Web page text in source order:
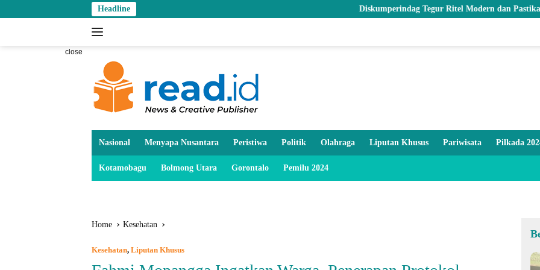
to
Headline Diskumperindag Tegur Ritel Modern dan Pastikan Stok Beras
close
Nasional Menyapa Nusantara Peristiwa Politik Olahraga Liputan Khusus Pariwisata Pilkada
Kotamobagu Bolmong Utara Gorontalo Pemilu 2024
Home Kesehatan
Kesehatan, Liputan Khusus